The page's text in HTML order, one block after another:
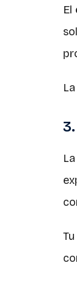
El
Tu